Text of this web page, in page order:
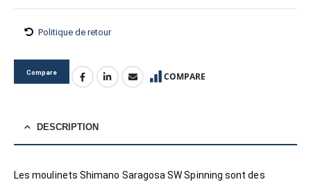
Politique de retour
Compare COMPARE
DESCRIPTION
Les moulinets Shimano Saragosa SW Spinning sont des